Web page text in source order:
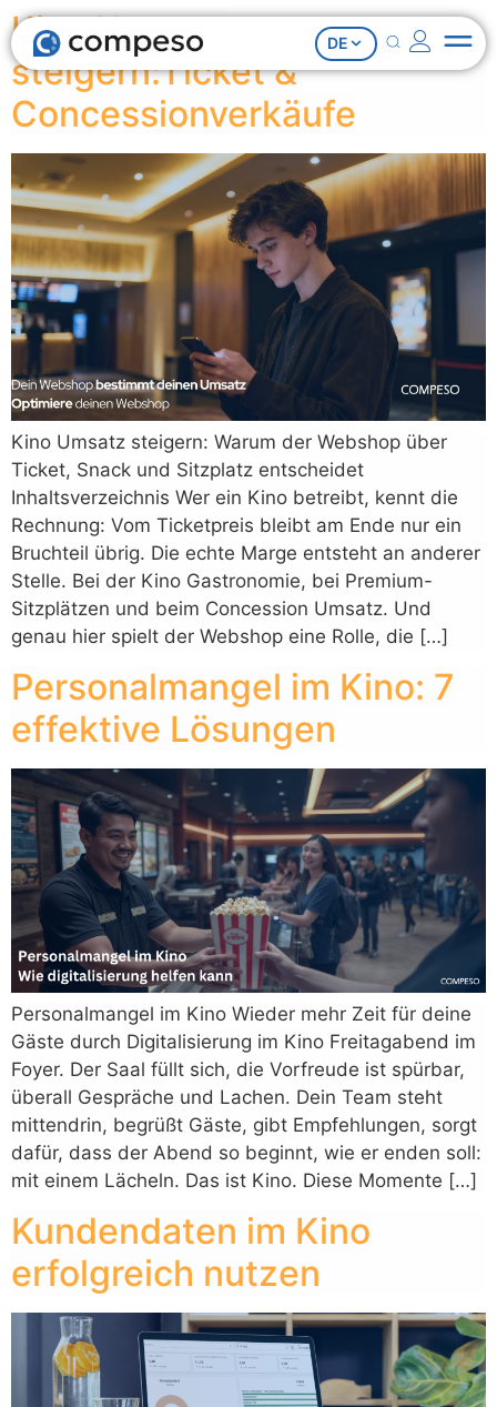
DE
Kino Umsatz
steigern:Ticket &
Concessionverkäufe
Kino Umsatz steigern: Warum der Webshop über
Ticket, Snack und Sitzplatz entscheidet
Inhaltsverzeichnis Wer ein Kino betreibt, kennt die
Rechnung: Vom Ticketpreis bleibt am Ende nur ein
Bruchteil übrig. Die echte Marge entsteht an anderer
Stelle. Bei der Kino Gastronomie, bei Premium-
Sitzplätzen und beim Concession Umsatz. Und
genau hier spielt der Webshop eine Rolle, die […]
Personalmangel im Kino: 7
effektive Lösungen
Personalmangel im Kino Wieder mehr Zeit für deine
Gäste durch Digitalisierung im Kino Freitagabend im
Foyer. Der Saal füllt sich, die Vorfreude ist spürbar,
überall Gespräche und Lachen. Dein Team steht
mittendrin, begrüßt Gäste, gibt Empfehlungen, sorgt
dafür, dass der Abend so beginnt, wie er enden soll:
mit einem Lächeln. Das ist Kino. Diese Momente […]
Kundendaten im Kino
erfolgreich nutzen